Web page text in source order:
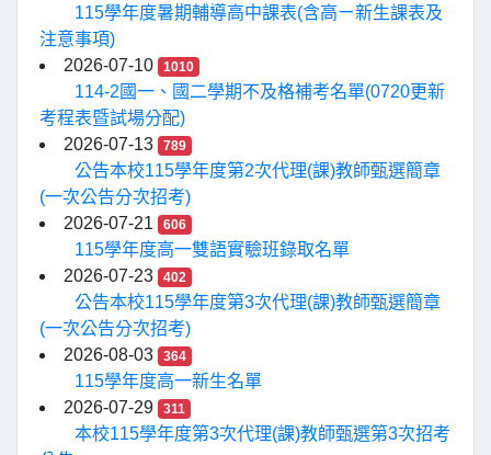
115學年度暑期輔導高中課表(含高ㄧ新生課表及
注意事項)
2026-07-10
1010
114-2國一、國二學期不及格補考名單(0720更新
考程表暨試場分配)
2026-07-13
789
公告本校115學年度第2次代理(課)教師甄選簡章
(一次公告分次招考)
2026-07-21
606
115學年度高一雙語實驗班錄取名單
2026-07-23
402
公告本校115學年度第3次代理(課)教師甄選簡章
(一次公告分次招考)
2026-08-03
364
115學年度高一新生名單
2026-07-29
311
本校115學年度第3次代理(課)教師甄選第3次招考